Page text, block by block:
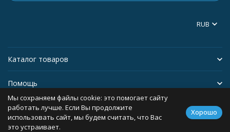
RUB
Каталог товаров
Помощь
Информация
Мы сохраняем файлы cookie: это помогает сайту
работать лучше. Если Вы продолжите
использовать сайт, мы будем считать, что Вас
это устраивает.
Хорошо